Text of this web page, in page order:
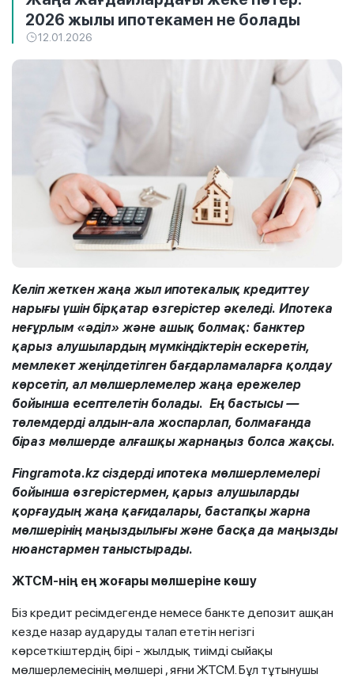
2026 жылы ипотекамен не болады
12.01.2026
Келіп жеткен жаңа жыл ипотекалық кредиттеу
нарығы үшін бірқатар өзгерістер әкеледі. Ипотека
неғұрлым «әділ» және ашық болмақ: банктер
қарыз алушылардың мүмкіндіктерін ескеретін,
мемлекет жеңілдетілген бағдарламаларға қолдау
көрсетіп, ал мөлшерлемелер жаңа ережелер
бойынша есептелетін болады. Ең бастысы —
төлемдерді алдын-ала жоспарлап, болмағанда
біраз мөлшерде алғашқы жарнаңыз болса жақсы.
Fingramota.kz сіздерді ипотека мөлшерлемелері
бойынша өзгерістермен, қарыз алушыларды
қорғаудың жаңа қағидалары, бастапқы жарна
мөлшерінің маңыздылығы және басқа да маңызды
нюанстармен таныстырады.
ЖТСМ-нің ең жоғары мөлшеріне көшу
Біз кредит ресімдегенде немесе банкте депозит ашқан
кезде назар аударуды талап ететін негізгі
көрсеткіштердің бірі - жылдық тиімді сыйақы
мөлшерлемесінің мөлшері , яғни ЖТСМ. Бұл тұтынушы